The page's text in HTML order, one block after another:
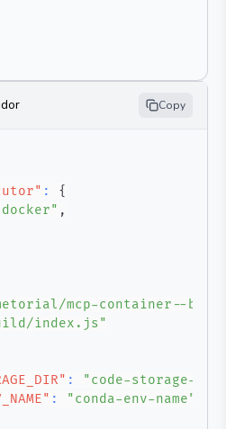
Copy
:
{
,
mcp-container--
index.js"
:
"code-storage-
:
"conda-env-name"